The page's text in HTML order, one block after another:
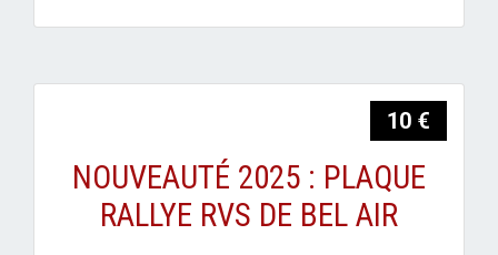
10 €
NOUVEAUTÉ 2025 : PLAQUE
RALLYE RVS DE BEL AIR